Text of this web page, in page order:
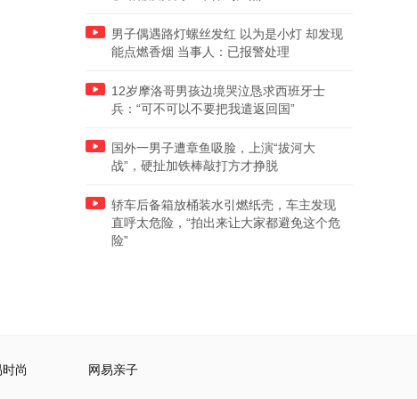
男子偶遇路灯螺丝发红 以为是小灯 却发现
能点燃香烟 当事人：已报警处理
12岁摩洛哥男孩边境哭泣恳求西班牙士
兵：“可不可以不要把我遣返回国”
国外一男子遭章鱼吸脸，上演“拔河大
战”，硬扯加铁棒敲打方才挣脱
轿车后备箱放桶装水引燃纸壳，车主发现
直呼太危险，“拍出来让大家都避免这个危
险”
尚 网易亲子